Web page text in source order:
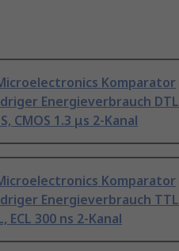
Komparator
Energieverbrauch DTL
CMOS 1.3 μs 2-Kanal
Komparator
Energieverbrauch TTL
ECL 300 ns 2-Kanal